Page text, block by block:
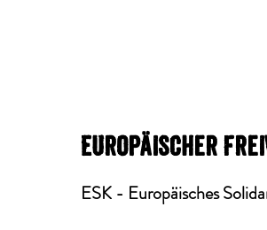
Europäischer
ESK - Europäisches